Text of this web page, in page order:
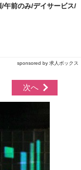
/午前のみ/デイサービス/
sponsored by 求人ボックス
次へ